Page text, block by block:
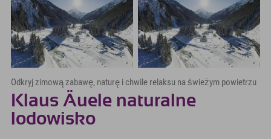
Odkryj zimową zabawę, naturę i chwile relaksu na świeżym powietrzu
Klaus Äuele naturalne
lodowisko